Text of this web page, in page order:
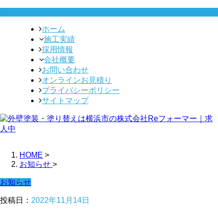
ホーム
施工実績
採用情報
会社概要
お問い合わせ
オンラインお見積り
プライバシーポリシー
サイトマップ
HOME >
お知らせ >
お知らせ
投稿日： 2022年11月14日